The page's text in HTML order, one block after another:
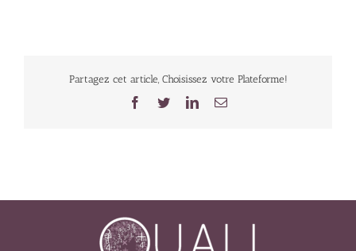
Partagez cet article, Choisissez votre Plateforme!
Facebook
TwitterLinkedInEmail